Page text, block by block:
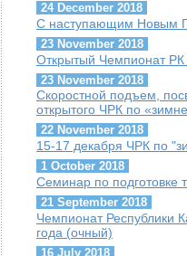
24 December 2018
С наступающим Новым
23 November 2018
Открытый Чемпионат РК
23 November 2018
Скоростной подъем,
открытого ЧРК по
22 November 2018
15-17 декабря ЧРК по
1 October 2018
Семинар по подготовке
21 September 2018
Чемпионат Республики
года (очный)
16 July 2018